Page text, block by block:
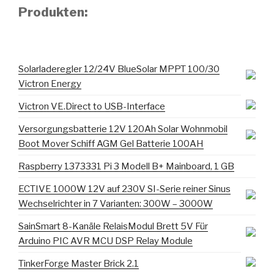
Produkten:
Solarladeregler 12/24V BlueSolar MPPT 100/30
Victron Energy
Victron VE.Direct to USB-Interface
Versorgungsbatterie 12V 120Ah Solar Wohnmobil
Boot Mover Schiff AGM Gel Batterie 100AH
Raspberry 1373331 Pi 3 Modell B+ Mainboard, 1 GB
ECTIVE 1000W 12V auf 230V SI-Serie reiner Sinus
Wechselrichter in 7 Varianten: 300W – 3000W
SainSmart 8-Kanäle RelaisModul Brett 5V Für
Arduino PIC AVR MCU DSP Relay Module
TinkerForge Master Brick 2.1